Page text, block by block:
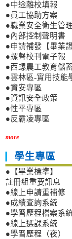
●中途離校填報
●員工協助方案
●職業安全衛生管
●內部控制聲明書
●申請補發【畢業
●螺聲校刊電子報
●西螺農工教育儲
●雲林區-實用技能
●資安專區
●資訊安全政策
●性平專區
●反霸凌專區
more
學生專區
●【畢業標準】
註冊組重要訊息
●線上申請重補修
●成績查詢系統
●學習歷程檔案系
●線上選課系統
●學習歷程（夜）